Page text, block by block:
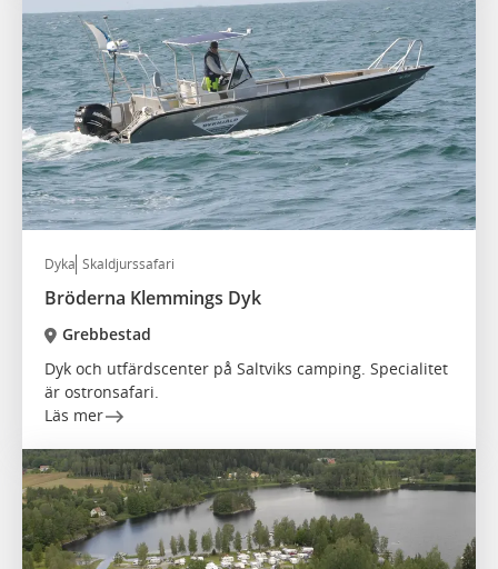
Dyka Skaldjurssafari
Bröderna Klemmings Dyk
Grebbestad
Dyk och utfärdscenter på Saltviks camping. Specialitet
är ostronsafari.
Läs mer